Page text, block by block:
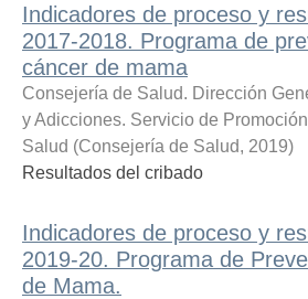
Indicadores de proceso y
2017-2018. Programa de
cáncer de mama
Consejería de Salud. Dirección
y Adicciones. Servicio de
Salud (Consejería de Salud, 2019)
Resultados del cribado
Indicadores de proceso y
2019-20. Programa de
de Mama.